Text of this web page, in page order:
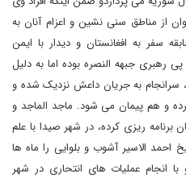
از مناطق سنی نشین و اعزام آنان به
سفر به افغانستان و دیدار با ایمن
پی رهبری جبهه النصره بوده اما به دلیل
سرانجام به جریان داعش نزدیک شده و
و هم پیمان می شود. ماجد الماجد و
برنامه ریزی کرده، در شهر صیدا با علم
الاسیر آشوب و بلوایی را ماه ها
انجام عملیات های انتحاری در شهر